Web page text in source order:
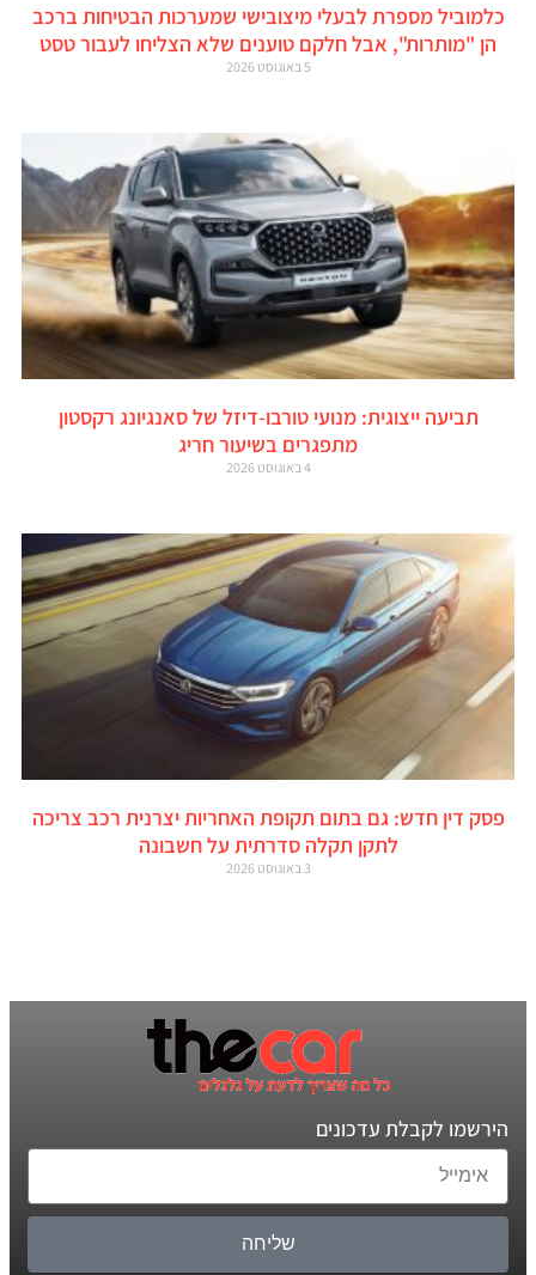
כלמוביל מספרת לבעלי מיצובישי שמערכות הבטיחות ברכב
הן "מותרות", אבל חלקם טוענים שלא הצליחו לעבור טסט
5 באוגוסט 2026
תביעה ייצוגית: מנועי טורבו-דיזל של סאנגיונג רקסטון
מתפגרים בשיעור חריג
4 באוגוסט 2026
פסק דין חדש: גם בתום תקופת האחריות יצרנית רכב צריכה
לתקן תקלה סדרתית על חשבונה
3 באוגוסט 2026
הירשמו לקבלת עדכונים
שליחה